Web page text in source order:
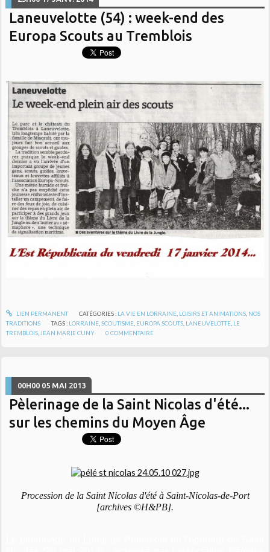
Laneuvelotte (54) : week-end des
Europa Scouts au Tremblois
LIEN PERMANENT CATÉGORIES : LA VIE EN LORRAINE, LOISIRS ET ANIMATIONS, NOS
TRADITIONS
TAGS : LORRAINE ,SCOUTISME EUROPA SCOUTS LANEUVELOTTE LE
TREMBLOIS JEAN MARIE CUNY 0 COMMENTAIRE
00H00 05 MAI 2013
Pèlerinage de la Saint Nicolas d'été...
sur les chemins du Moyen Âge
Procession de la Saint Nicolas d'été à Saint-Nicolas-de-Port
[archives ©H&PB].